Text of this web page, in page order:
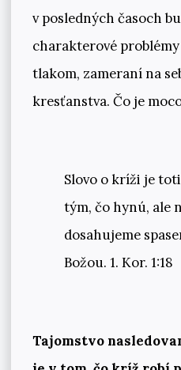
v posledných časoch
charakterové
tlakom, zameraní na
kresťanstva. Čo je
Slovo o kríži je
tým, čo hynú, ale
dosahujeme
Božou. 1. Kor. 1:18
Tajomstvo